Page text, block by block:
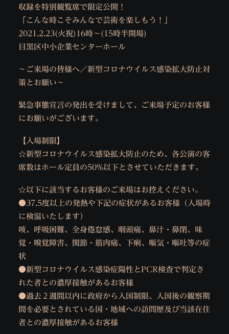
収録を特別観覧席で限定公開！
「こんな時こそみんなで芸術を楽しもう！」
2021.2.23(火祝)16時〜(15時半開場)
目黒区中小企業センターホール
〜ご来場の皆様へ／新型コロナウイルス感染拡大防止対
策とお願い〜
緊急事態宣言の発出を受けまして、ご来場予定のお客様
にお願いがございます。
【入場制限】
☆新型コロナウイルス感染拡大防止のため、各公演の客
席数はホール定員の50%以下とさせていただきます。
☆以下に該当するお客様のご来場はお控えください。
●37.5度以上の発熱や下記の症状があるお客様（入場時
に検温いたします）
咳、呼吸困難、全身倦怠感、咽頭痛、鼻汁・鼻閉、味
覚・嗅覚障害、関節・筋肉痛、下痢、嘔気・嘔吐等の症
状
●新型コロナウイルス感染症陽性とPCR検査で判定さ
れた者との濃厚接触があるお客様
●過去２週間以内に政府から入国制限、入国後の観察期
間を必要とされている国・地域への訪問歴及び当該在住
者との濃厚接触があるお客様